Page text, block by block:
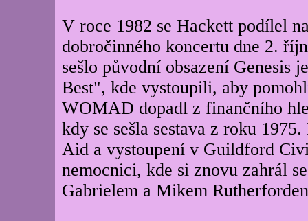
V roce 1982 se Hackett podílel
dobročinného koncertu dne 2.
sešlo původní obsazení Genesis
Best", kde vystoupili, aby
WOMAD dopadl z finančního
kdy se sešla sestava z roku
Aid a vystoupení v Guildford
nemocnici, kde si znovu zahrál
Gabrielem a Mikem